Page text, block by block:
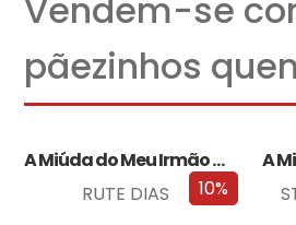
Vendem-se
pãezinhos
10%
A Miúda do Meu Irmão – Edição…
RUTE DIAS